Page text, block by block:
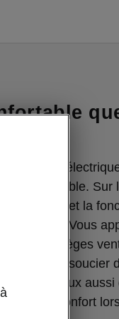
réglables
confortable. Sur
électrique et la
précieux. Vous
et les sièges
plus à vous soucier
car eux
et de confort